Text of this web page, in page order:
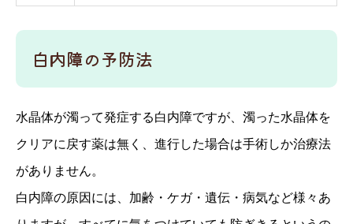
白内障の予防法
水晶体が濁って発症する白内障ですが、濁った水晶体を
クリアに戻す薬は無く、進行した場合は手術しか治療法
がありません。
白内障の原因には、加齢・ケガ・遺伝・病気など様々あ